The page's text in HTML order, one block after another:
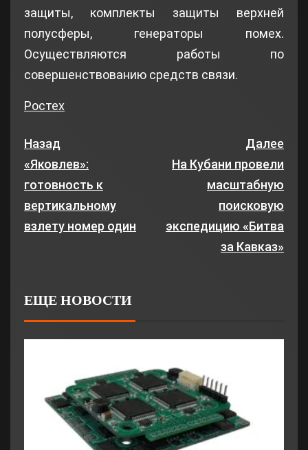
защиты, комплекты защиты верхней
полусферы, генераторы помех.
Осуществляются работы по
совершенствованию средств связи.
Ростех
Назад
«Яковлев»:
готовность к
вертикальному
взлету номер один
Далее
На Кубани провели
масштабную
поисковую
экспедицию «Битва
за Кавказ»
ЕЩЕ НОВОСТИ